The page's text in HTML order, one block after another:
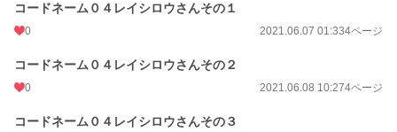
コードネーム０４レイシロウさんその１
0 2021.06.07 01:334ページ
コードネーム０４レイシロウさんその２
0 2021.06.08 10:274ページ
コードネーム０４レイシロウさんその３